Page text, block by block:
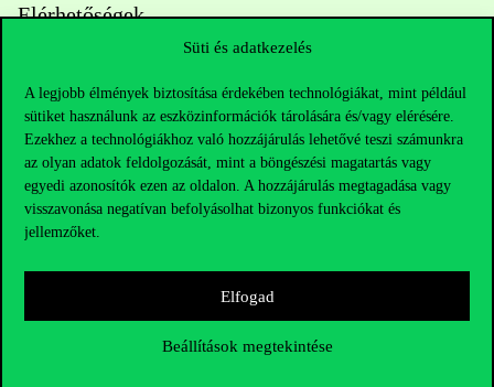
Süti és adatkezelés
A legjobb élmények biztosítása érdekében technológiákat, mint például
sütiket használunk az eszközinformációk tárolására és/vagy elérésére.
Ezekhez a technológiákhoz való hozzájárulás lehetővé teszi számunkra
az olyan adatok feldolgozását, mint a böngészési magatartás vagy
egyedi azonosítók ezen az oldalon. A hozzájárulás megtagadása vagy
visszavonása negatívan befolyásolhat bizonyos funkciókat és
jellemzőket.
Elfogad
Beállítások megtekintése
Elérhetőségek
Telefonszám:+36 1 482 5000
Kérdésed van a felvételivel kapcsolatban?
Oktatói elérhetőségek
HUB jelenlegi hallgatóinknak
Sajtó:press@uni-corvinus.hu